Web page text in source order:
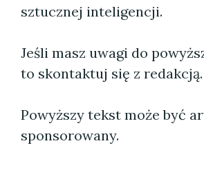
sztucznej inteligencji.
Jeśli masz uwagi do
to skontaktuj się z redakcją.
Powyższy tekst może być
sponsorowany.